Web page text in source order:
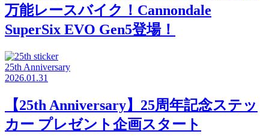
万能レースバイク！Cannondale
SuperSix EVO Gen5登場！
25th Anniversary
2026.01.31
【25th Anniversary】25周年記念ステッ
カー プレゼント企画スタート